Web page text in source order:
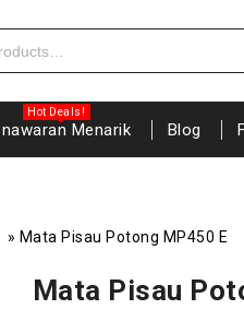
Menarik Blog
» Mata Pisau Potong MP450 E
Mata Pisau